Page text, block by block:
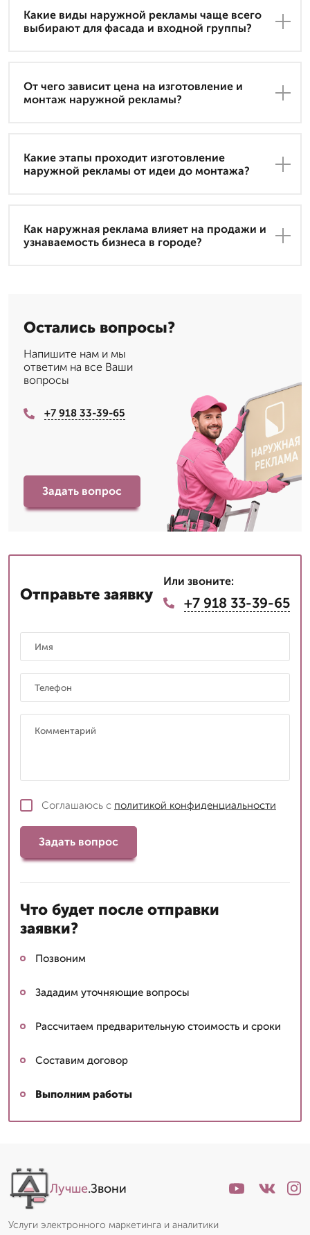
Какие виды наружной рекламы чаще всего
выбирают для фасада и входной группы?
От чего зависит цена на изготовление и
монтаж наружной рекламы?
Какие этапы проходит изготовление
наружной рекламы от идеи до монтажа?
Как наружная реклама влияет на продажи и
узнаваемость бизнеса в городе?
Остались вопросы?
Напишите нам и мы
ответим на все Ваши
вопросы
+7 918 33-39-65
Задать вопрос
Отправьте заявку
Или звоните:
+7 918 33-39-65
Соглашаюсь с политикой конфиденциальности
Задать вопрос
Что будет после отправки
заявки?
Позвоним
Зададим уточняющие вопросы
Рассчитаем предварительную стоимость и сроки
Составим договор
Выполним работы
Лучше.Звони
Услуги электронного маркетинга и аналитики
Пишет Вам...